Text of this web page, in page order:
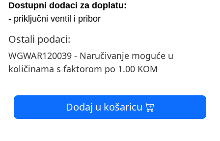
Dostupni dodaci za doplatu:
- priključni ventil i pribor
Ostali podaci:
WGWAR120039 - Naručivanje moguće u
količinama s faktorom po 1.00 KOM
Dodaj u košaricu